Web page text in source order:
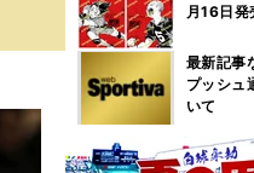
月16日発
最新記
プッシュ
いて